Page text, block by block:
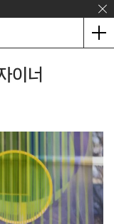
이너